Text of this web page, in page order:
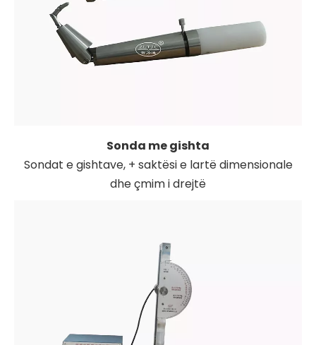
Sonda me gishta
Sondat e gishtave, + saktësi e lartë dimensionale
dhe çmim i drejtë